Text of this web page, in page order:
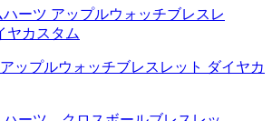
ップルウォッチブレスレット ダイヤカ